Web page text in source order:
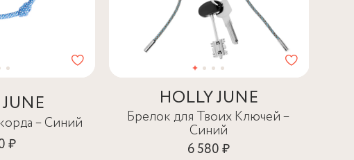
– Синий
₽
HOLLY JUNE
Брелок для Твоих Ключей –
Синий
6 580 ₽